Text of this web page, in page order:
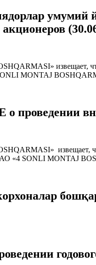
умумий
извещает,
MONTAJ
извещает,
«4 SONLI MONTAJ